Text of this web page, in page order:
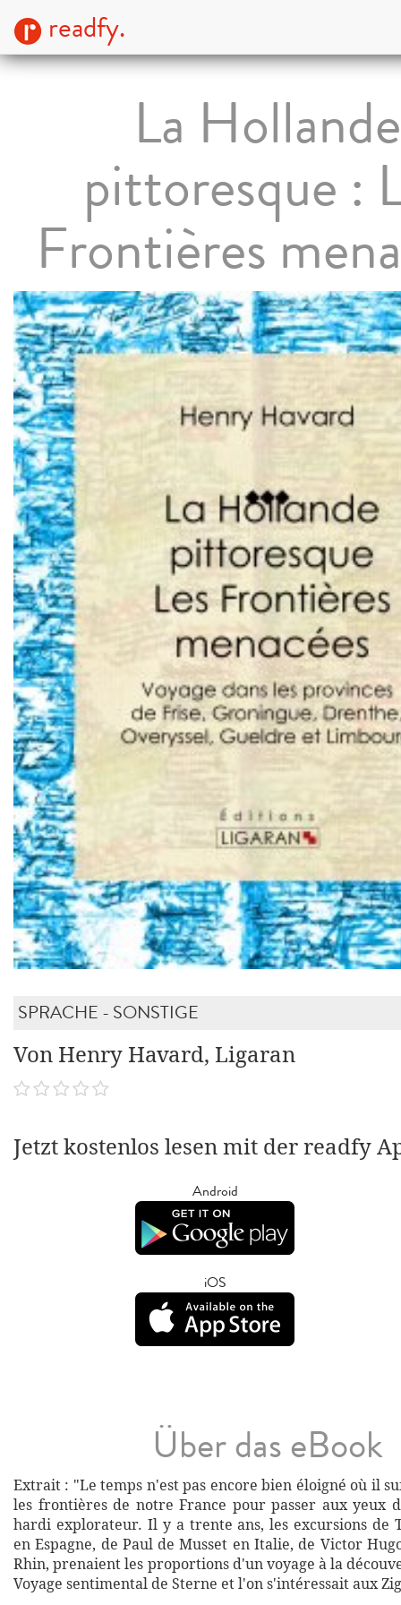
readfy.
La Hollande
pittoresque :
Frontières
SPRACHE - SONSTIGE
Von Henry Havard, Ligaran
Jetzt kostenlos lesen mit der readfy
Android
iOS
Über das eBook
Extrait : "Le temps n'est pas encore bien éloigné où il
les frontières de notre France pour passer aux yeux
hardi explorateur. Il y a trente ans, les excursions de
en Espagne, de Paul de Musset en Italie, de Victor
Rhin, prenaient les proportions d'un voyage à la
Voyage sentimental de Sterne et l'on s'intéressait aux